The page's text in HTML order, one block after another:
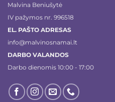
Malvina Beniušytė
IV pažymos nr. 996518
EL. PAŠTO ADRESAS
info@malvinosnamai.lt
DARBO VALANDOS
Darbo dienomis 10:00 - 17:00